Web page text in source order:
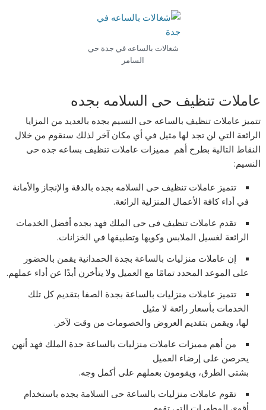
شغالات بالساعه في جدة حي
السامر
عاملات تنظيف حى السلامه بجده
تتميز عاملات تنظيف بالساعه حى النسيم بجده بالعديد من المزايا
الرائعة التي لن تجد لها مثيل في أي مكان آخر لذلك سنقوم من خلال
النقاط التالية بطرح أهم مميزات عاملات تنظيف بساعه جده حى
النسيم:
تتميز عاملات تنظيف حى السلامه بجده بالدقة والإنجاز والأمانة
في أداء كافة الأعمال المنزلية الرائعة.
تقدم عاملات تنظيف فى حى الملك فهد بجده أفضل الخدمات
الرائعة لغسيل الملابس وكويها وتطبيقها في الخزانات.
إن عاملات منزليات بالساعة بجدة الحمدانية يقمن بالحضور
على الموعد المحدد تمامًا مع العميل ولا يتأخرن أبدًا عن أداء عملهم.
تتميز عاملات منزليات بالساعة بجدة الصفا بتقديم كل تلك
الخدمات بأسعار رائعة لا مثيل
لها، ويقمن بتقديم العروض والخصومات من وقت لآخر.
من أهم مميزات عاملات منزليات بالساعة جدة الملك فهد أنهن
يحرصن على إرضاء العميل
بشتى الطرق، ويقومون بعملهم على أكمل وجه.
تقوم عاملات منزليات بالساعة حى السلامة بجده باستخدام
أقوى المطهرات التي تقوم